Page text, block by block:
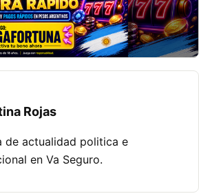
Rojas
de actualidad politica e
en Va Seguro.